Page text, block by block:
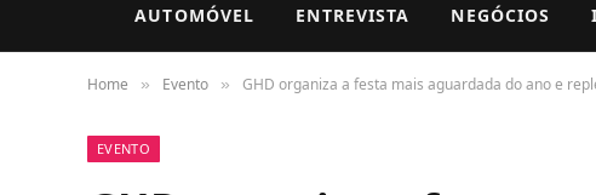
AUTOMÓVEL ENTREVISTA NEGÓCIOS
Home » Evento » GHD organiza a festa mais aguardada do ano e
EVENTO